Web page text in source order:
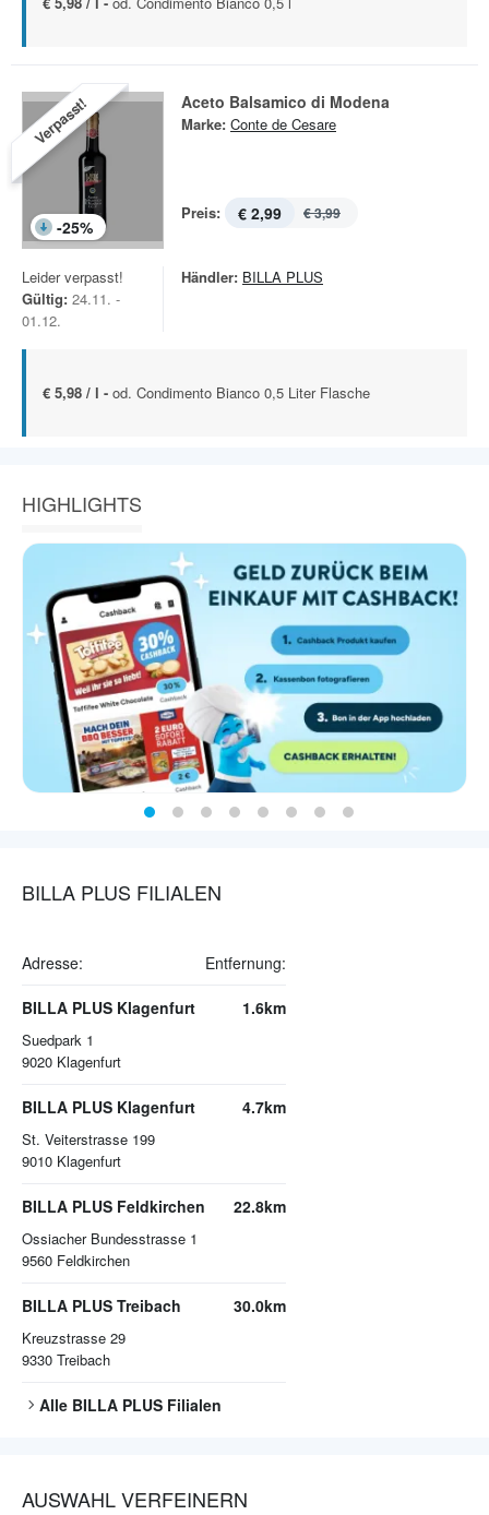
Verpasst!
-25%
Aceto Balsamico di Modena
Marke: Conte de Cesare
Preis: € 2,99 € 3,99
Leider verpasst!
Gültig: 24.11. -
01.12.
Händler: BILLA PLUS
€ 5,98 / l - od. Condimento Bianco 0,5 Liter Flasche
HIGHLIGHTS
BILLA PLUS FILIALEN
Adresse: Entfernung:
BILLA PLUS Klagenfurt
Suedpark 1
9020 Klagenfurt
1.6km
BILLA PLUS Klagenfurt
St. Veiterstrasse 199
9010 Klagenfurt
4.7km
BILLA PLUS Feldkirchen
Ossiacher Bundesstrasse 1
9560 Feldkirchen
22.8km
BILLA PLUS Treibach
Kreuzstrasse 29
9330 Treibach
30.0km
Alle BILLA PLUS Filialen
AUSWAHL VERFEINERN